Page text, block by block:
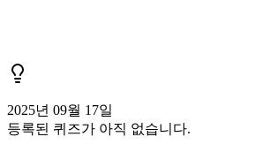
2025년 09월 17일
등록된 퀴즈가 아직 없습니다.